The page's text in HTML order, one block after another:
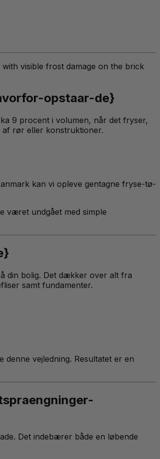
visible frost damage on the brick
opstaar-de}
9 procent i volumen, når det fryser,
af rør eller konstruktioner.
kan vi opleve gentagne fryse-tø-
været undgået med simple
din bolig. Det dækker over alt fra
samt fundamenter.
vejledning. Resultatet er en
Det indebærer både en løbende